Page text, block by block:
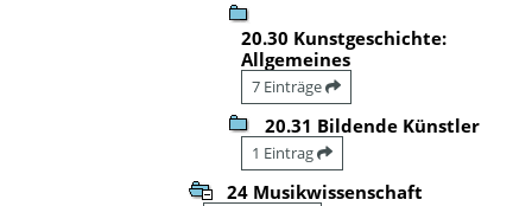
20.30 Kunstgeschichte:
Allgemeines
7 Einträge
20.31 Bildende Künstler
1 Eintrag
24 Musikwissenschaft